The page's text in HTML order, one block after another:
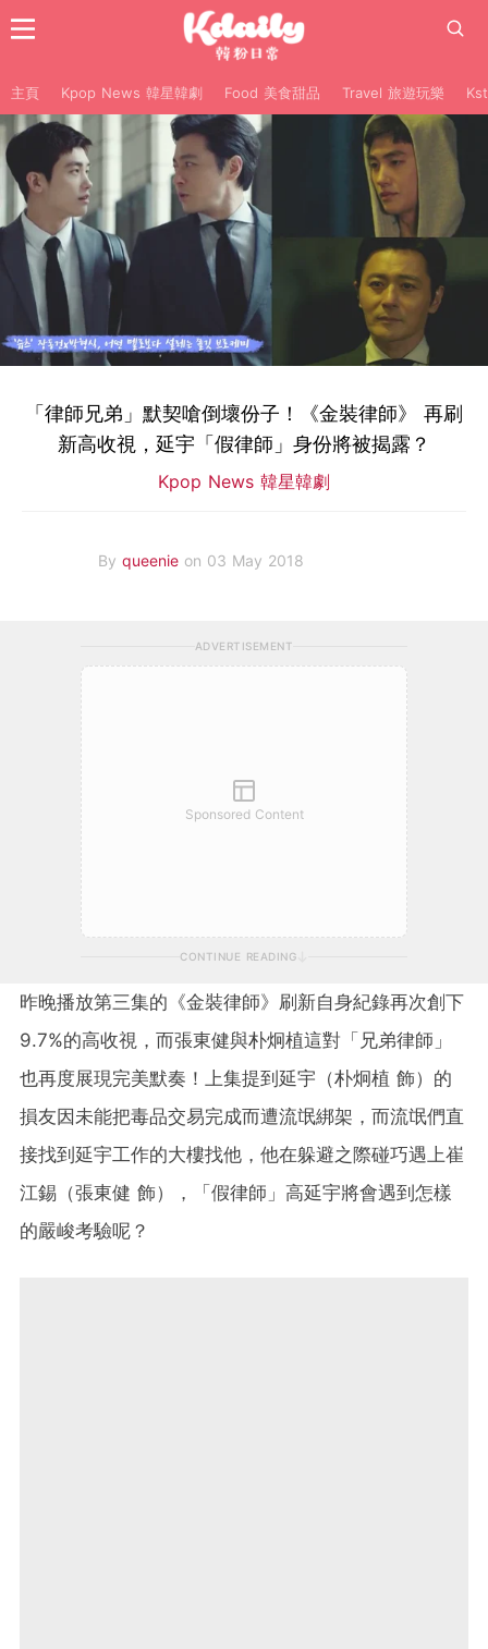
主頁 Kpop News 韓星韓劇 Food 美食甜品 Travel 旅遊玩樂
「律師兄弟」默契嗆倒壞份子！《金裝律師》 再刷
新高收視，延宇「假律師」身份將被揭露？
Kpop News 韓星韓劇
By queenie on 03 May 2018
ADVERTISEMENT
Sponsored Content
CONTINUE READING
昨晚播放第三集的《金裝律師》刷新自身紀錄再次創下
9.7%的高收視，而張東健與朴炯植這對「兄弟律師」
也再度展現完美默奏！上集提到延宇（朴炯植 飾）的
損友因未能把毒品交易完成而遭流氓綁架，而流氓們直
接找到延宇工作的大樓找他，他在躲避之際碰巧遇上崔
江錫（張東健 飾），「假律師」高延宇將會遇到怎樣
的嚴峻考驗呢？